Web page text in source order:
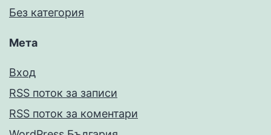
Без категория
Мета
Вход
RSS поток за записи
RSS поток за коментари